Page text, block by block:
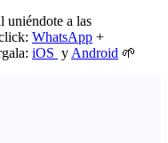
uniéndote a las
WhatsApp +
iOS y Android 🌱